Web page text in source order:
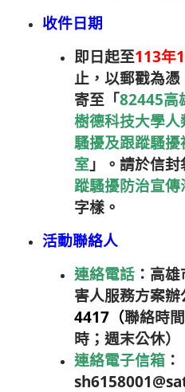
收件日期
即日起至113年
止，以郵戳為
寄至「82445高
樹德科技大學
騷擾及跟蹤騷
室 」。請於信
蹤騷擾防治宣
字樣。
活動聯絡人
連絡電話 ：高
害人服務方案辦
4417（聯絡時
時；週末公休）
連絡電子信箱 ：